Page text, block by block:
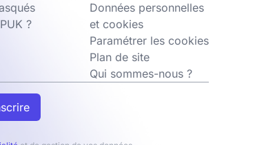
?
Données personnelles
et cookies
Paramétrer les cookies
Plan de site
Qui sommes-nous ?